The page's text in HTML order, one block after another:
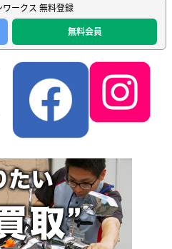
ークス 無料登録
無料会員